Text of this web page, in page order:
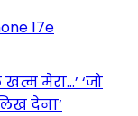
17e
मेरा…’ ‘जो
देना’